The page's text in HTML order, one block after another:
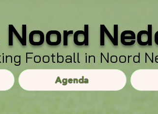
Football in Noord
Agenda